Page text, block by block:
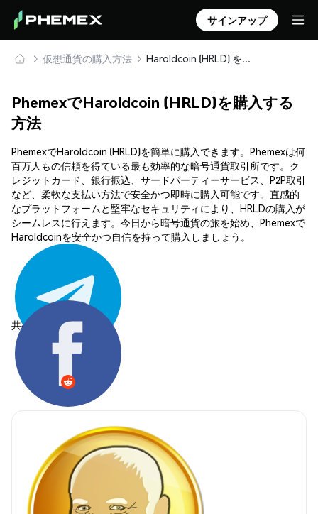
サインアップ
仮想通貨の購入方法 Haroldcoin (HRLD) を安全に購入・保管
PhemexでHaroldcoin (HRLD)を購入する
方法
PhemexでHaroldcoin (HRLD)を簡単に購入できます。Phemexは何
百万人もの信頼を得ている最も効率的な暗号通貨取引所です。ク
レジットカード、銀行振込、サードパーティーサービス、P2P取引
など、柔軟な支払い方法で安全かつ即時に購入可能です。直感的
なプラットフォームと堅牢なセキュリティにより、HRLDの購入が
シームレスに行えます。今日から暗号通貨の旅を始め、Phemexで
Haroldcoinを安全かつ自信を持って購入しましょう。
共有する: